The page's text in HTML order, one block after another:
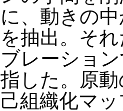
に、動きの
を抽出。そ
ブレーショ
指した。原
己組織化マ